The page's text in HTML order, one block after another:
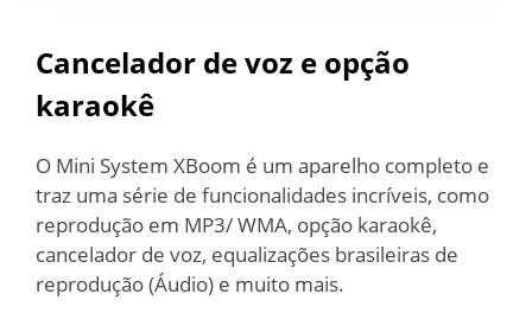
Cancelador de voz e opção
karaokê
O Mini System XBoom é um aparelho completo e
traz uma série de funcionalidades incríveis, como
reprodução em MP3/ WMA, opção karaokê,
cancelador de voz, equalizações brasileiras de
reprodução (Áudio) e muito mais.